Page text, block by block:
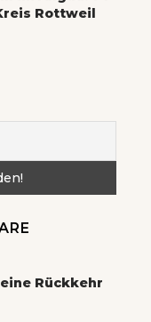
Rottweil
Rückkehr